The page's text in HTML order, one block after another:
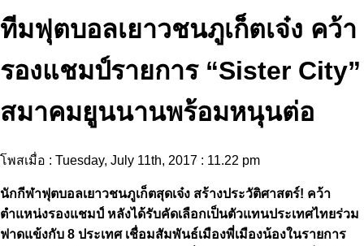
ทีมฟุตบอลเยาวชนภูเก็ตเจ๋ง คว้า
รองแชมป์รายการ “Sister City”
สมาคมยูนนานพร้อมหนุนต่อ
โพสเมื่อ : Tuesday, July 11th, 2017 : 11.22 pm
นักกีฬาฟุตบอลเยาวชนภูเก็ตสุดเจ๋ง สร้างประวัติศาสตร์! คว้า
ตำแหน่งรองแชมป์ หลังได้รับคัดเลือกเป็นตัวแทนประเทศไทยร่วม
ฟาดแข้งกับ 8 ประเทศ เชื่อมสัมพันธ์เมืองพี่เมืองน้องในรายการ